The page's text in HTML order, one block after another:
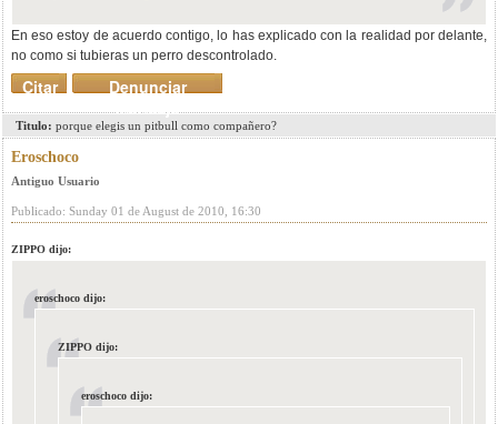
En eso estoy de acuerdo contigo, lo has explicado con la realidad por delante,
no como si tubieras un perro descontrolado.
Denunciar
mensaje
Citar
Titulo: porque elegis un pitbull como compañero?
Eroschoco
Antiguo Usuario
Publicado: Sunday 01 de August de 2010, 16:30
ZIPPO dijo:
eroschoco dijo:
ZIPPO dijo:
eroschoco dijo: